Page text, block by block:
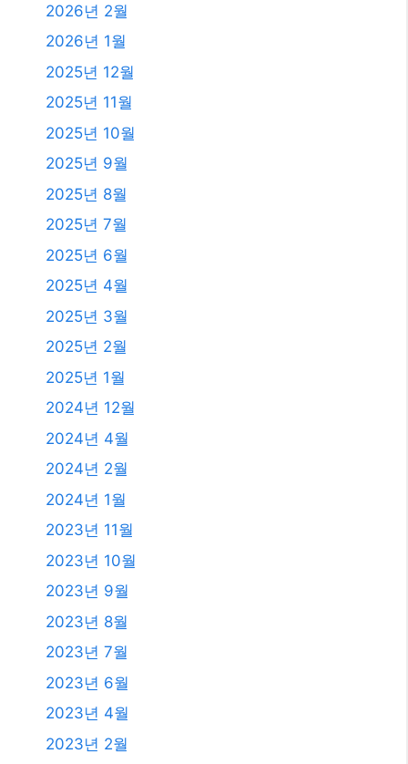
2026년 2월
2026년 1월
2025년 12월
2025년 11월
2025년 10월
2025년 9월
2025년 8월
2025년 7월
2025년 6월
2025년 4월
2025년 3월
2025년 2월
2025년 1월
2024년 12월
2024년 4월
2024년 2월
2024년 1월
2023년 11월
2023년 10월
2023년 9월
2023년 8월
2023년 7월
2023년 6월
2023년 4월
2023년 2월